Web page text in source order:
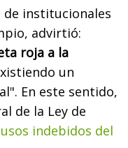
de institucionales
advirtió:
roja a la
un
En este sentido,
de la Ley de
usos indebidos del